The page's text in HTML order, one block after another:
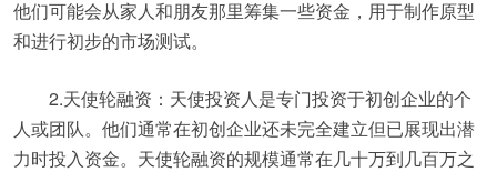
他们可能会从家人和朋友那里筹集一些资金，用于制作原型
和进行初步的市场测试。
2.天使轮融资：天使投资人是专门投资于初创企业的个
人或团队。他们通常在初创企业还未完全建立但已展现出潜
力时投入资金。天使轮融资的规模通常在几十万到几百万之